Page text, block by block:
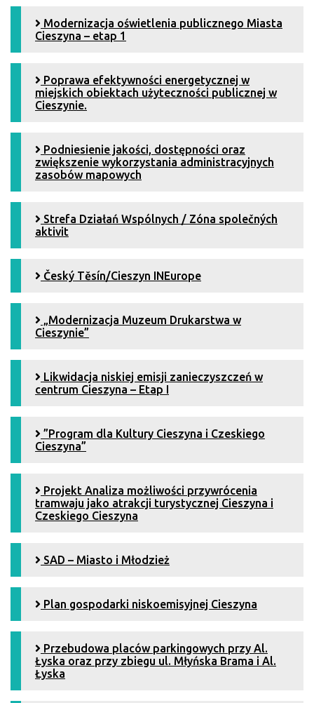
Modernizacja oświetlenia publicznego Miasta
Cieszyna – etap 1
Poprawa efektywności energetycznej w
miejskich obiektach użyteczności publicznej w
Cieszynie.
Podniesienie jakości, dostępności oraz
zwiększenie wykorzystania administracyjnych
zasobów mapowych
Strefa Działań Wspólnych / Zóna společných
aktivit
Český Tĕsín/Cieszyn INEurope
„Modernizacja Muzeum Drukarstwa w
Cieszynie”
Likwidacja niskiej emisji zanieczyszczeń w
centrum Cieszyna – Etap I
”Program dla Kultury Cieszyna i Czeskiego
Cieszyna”
Projekt Analiza możliwości przywrócenia
tramwaju jako atrakcji turystycznej Cieszyna i
Czeskiego Cieszyna
SAD – Miasto i Młodzież
Plan gospodarki niskoemisyjnej Cieszyna
Przebudowa placów parkingowych przy Al.
Łyska oraz przy zbiegu ul. Młyńska Brama i Al.
Łyska